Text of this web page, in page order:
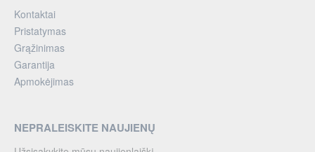
Kontaktai
Pristatymas
Grąžinimas
Garantija
Apmokėjimas
NEPRALEISKITE NAUJIENŲ